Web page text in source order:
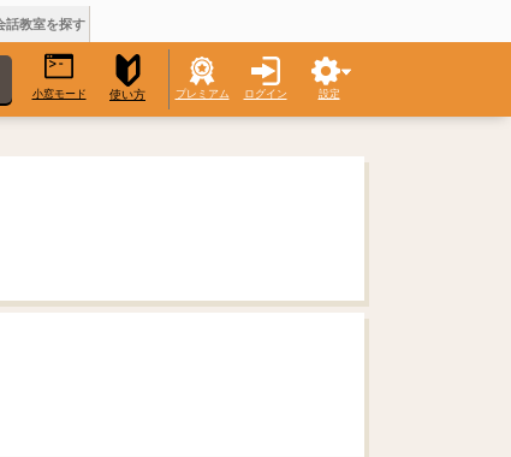
話教室を探す
小窓モード 使い方 プレミアム ログイン 設定